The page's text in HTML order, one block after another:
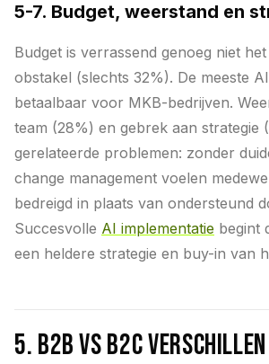
5-7. Budget, weerstand en
Budget is verrassend genoeg niet
obstakel (slechts 32%). De meeste
betaalbaar voor MKB-bedrijven.
team (28%) en gebrek aan strategie
gerelateerde problemen: zonder
change management voelen
bedreigd in plaats van ondersteund
Succesvolle AI implementatie begint
een heldere strategie en buy-in van
5. B2B vs B2C Verschillen